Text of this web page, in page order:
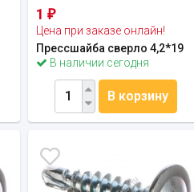
1₽
Цена при заказе онлайн!
Прессшайба сверло 4,2*19
В наличии сегодня
В корзину